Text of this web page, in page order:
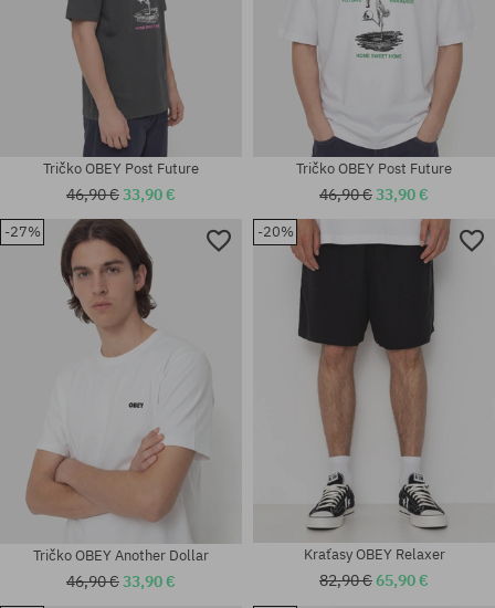
Dostupné veľkosti:
Dostupné veľkosti:
M; L; XL
Tričko OBEY Post Future
46,90 €33,90 €
Tričko OBEY Post Future
46,90 €33,90 €
-27%
Tričko OBEY Another Dollar
46,90 €33,90 €
-20%
Kraťasy OBEY Relaxer
82,90 €65,90 €